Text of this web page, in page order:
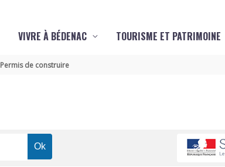
VIVRE À BÉDENAC TOURISME ET PATRIMOINE
Permis de construire